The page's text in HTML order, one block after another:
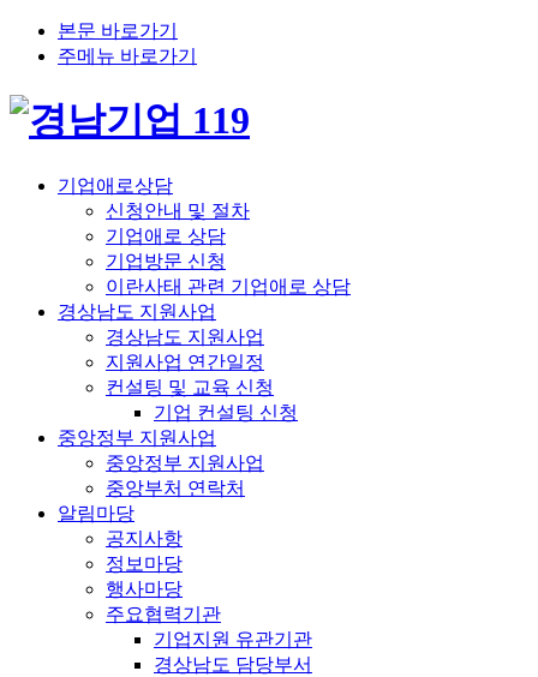
본문 바로가기
주메뉴 바로가기
기업애로상담
신청안내 및 절차
기업애로 상담
기업방문 신청
이란사태 관련 기업애로 상담
경상남도 지원사업
경상남도 지원사업
지원사업 연간일정
컨설팅 및 교육 신청
기업 컨설팅 신청
중앙정부 지원사업
중앙정부 지원사업
중앙부처 연락처
알림마당
공지사항
정보마당
행사마당
주요협력기관
기업지원 유관기관
경상남도 담당부서